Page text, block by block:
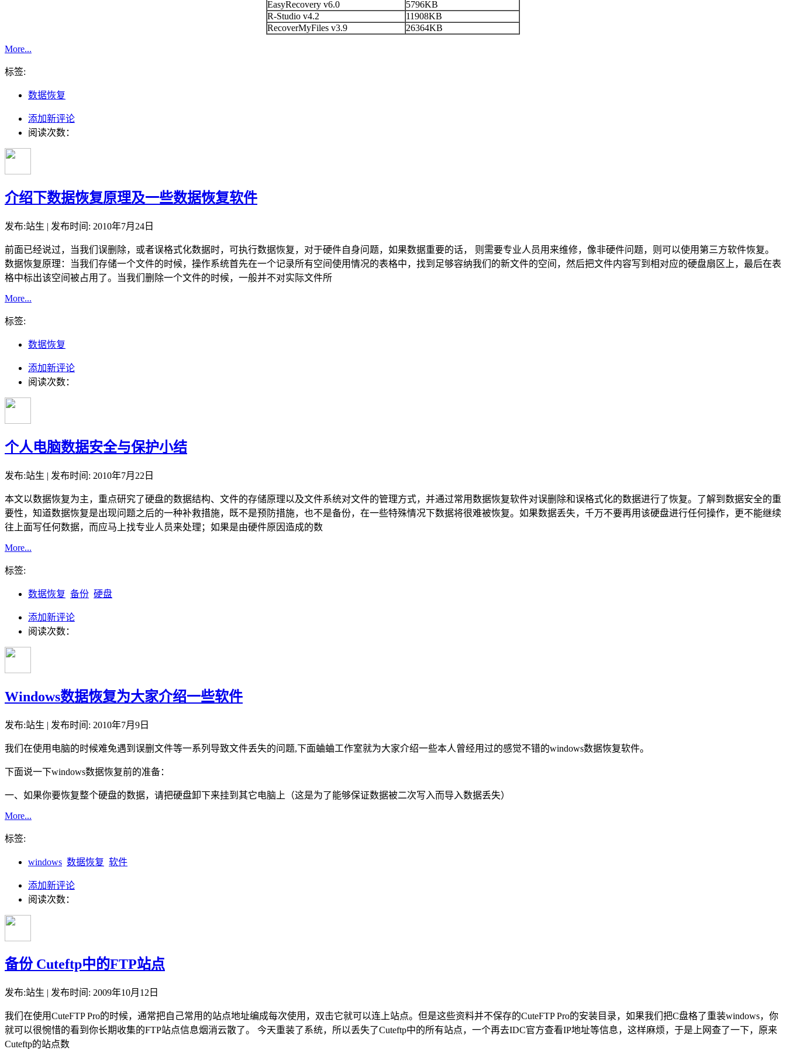
EasyRecovery v6.0
5796KB
R-Studio v4.2
11908KB
RecoverMyFiles v3.9
26364KB
More...
标签:
数据恢复
添加新评论
阅读次数：
介绍下数据恢复原理及一些数据恢复软件
发布:站生 | 发布时间: 2010年7月24日
前面已经说过，当我们误删除，或者误格式化数据时，可执行数据恢复，对于硬件自身问题，如果数据重要的话， 则需要专业人员用来维修，像非硬件问题，则可以使用第三方软件恢复。
数据恢复原理：当我们存储一个文件的时候，操作系统首先在一个记录所有空间使用情况的表格中，找到足够容纳我们的新文件的空间，然后把文件内容写到相对应的硬盘扇区上，最后在表
格中标出该空间被占用了。当我们删除一个文件的时候，一般并不对实际文件所
More...
标签:
数据恢复
添加新评论
阅读次数：
个人电脑数据安全与保护小结
发布:站生 | 发布时间: 2010年7月22日
本文以数据恢复为主，重点研究了硬盘的数据结构、文件的存储原理以及文件系统对文件的管理方式，并通过常用数据恢复软件对误删除和误格式化的数据进行了恢复。了解到数据安全的重
要性，知道数据恢复是出现问题之后的一种补救措施，既不是预防措施，也不是备份，在一些特殊情况下数据将很难被恢复。如果数据丢失，千万不要再用该硬盘进行任何操作，更不能继续
往上面写任何数据，而应马上找专业人员来处理；如果是由硬件原因造成的数
More...
标签:
数据恢复 备份 硬盘
添加新评论
阅读次数：
Windows数据恢复为大家介绍一些软件
发布:站生 | 发布时间: 2010年7月9日
我们在使用电脑的时候难免遇到误删文件等一系列导致文件丢失的问题,下面蛐蛐工作室就为大家介绍一些本人曾经用过的感觉不错的windows数据恢复软件。
下面说一下windows数据恢复前的准备：
一、如果你要恢复整个硬盘的数据，请把硬盘卸下来挂到其它电脑上（这是为了能够保证数据被二次写入而导入数据丢失）
More...
标签:
windows 数据恢复 软件
添加新评论
阅读次数：
备份 Cuteftp中的FTP站点
发布:站生 | 发布时间: 2009年10月12日
我们在使用CuteFTP Pro的时候，通常把自己常用的站点地址编成每次使用，双击它就可以连上站点。但是这些资料并不保存的CuteFTP Pro的安装目录，如果我们把C盘格了重装windows，你
就可以很惋惜的看到你长期收集的FTP站点信息烟消云散了。 今天重装了系统，所以丢失了Cuteftp中的所有站点，一个再去IDC官方查看IP地址等信息，这样麻烦，于是上网查了一下，原来
Cuteftp的站点数